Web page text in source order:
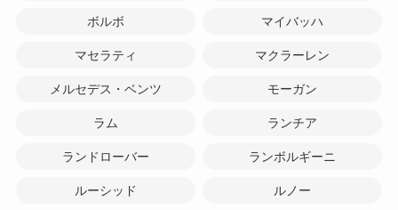
ボルボ マイバッハ
マセラティ マクラーレン
メルセデス・ベンツ モーガン
ラム ランチア
ランドローバー ランボルギーニ
ルーシッド ルノー